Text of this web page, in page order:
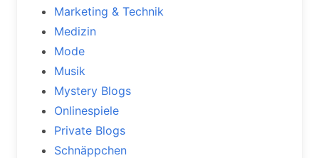
Marketing & Technik
Medizin
Mode
Musik
Mystery Blogs
Onlinespiele
Private Blogs
Schnäppchen